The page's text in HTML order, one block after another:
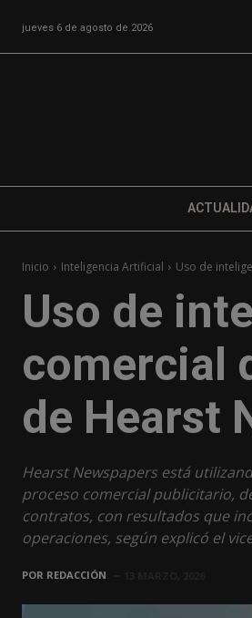
jueves 6 de agosto de 2026
Inicio Inteligencia Artificial Uso de
Uso de
comercial
de Hearst
Hearst Newspapers está
proceso comercial publicitario,
contratos, con resultados que
operaciones, según explicó el
POR REDACCIÓN